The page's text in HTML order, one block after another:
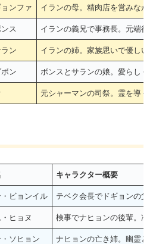
ンファ イランの母。精肉店を営みな
ス イランの義兄で事務長。元端
ン イランの姉。家族思いで優しい
ン ボンスとサランの娘。愛らしく
元シャーマンの司祭。霊を導
キャラクター概要
・ビョンイル テベク会長でドギョンの父
ヒョヌ 検事でナヒョンの後輩。冷
ソヒョン ナヒョンの亡き姉。幽霊と